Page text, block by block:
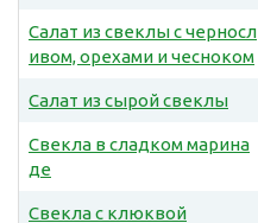
Салат из свеклы с черносл
ивом, орехами и чесноком
Салат из сырой свеклы
Свекла в сладком марина
де
Свекла с клюквой